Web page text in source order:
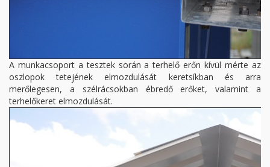
A munkacsoport a tesztek során a terhelő erőn kívül mérte az
oszlopok tetejének elmozdulását keretsíkban és arra
merőlegesen, a szélrácsokban ébredő erőket, valamint a
terhelőkeret elmozdulását.